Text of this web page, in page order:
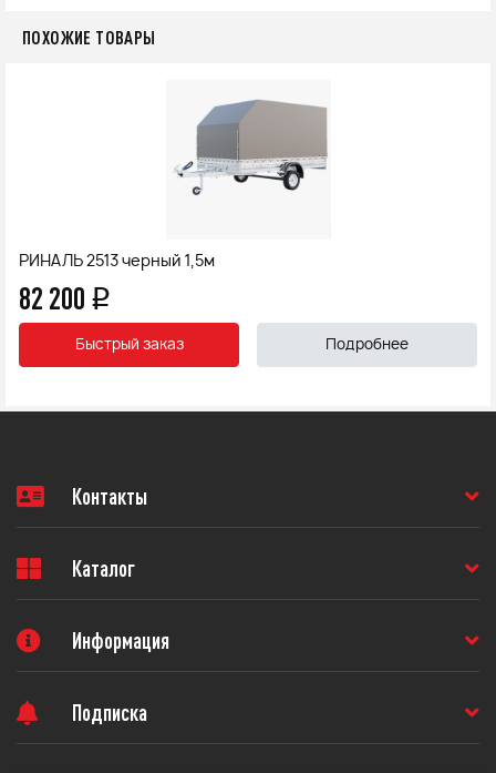
ПОХОЖИЕ ТОВАРЫ
РИНАЛЬ 2513 черный 1,5м
82 200 q
Быстрый заказ Подробнее
Контакты
Каталог
Информация
Подписка